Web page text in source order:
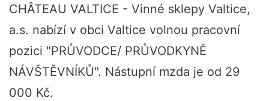
CHÂTEAU VALTICE - Vinné sklepy Valtice,
a.s. nabízí v obci Valtice volnou pracovní
pozici "PRŮVODCE/ PRŮVODKYNĚ
NÁVŠTĚVNÍKŮ". Nástupní mzda je od 29
000 Kč.